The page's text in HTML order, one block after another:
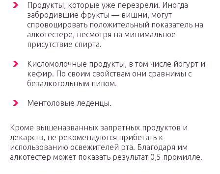
Продукты, которые уже перезрели. Иногда
забродившие фрукты — вишни, могут
спровоцировать положительный показатель на
алкотестере, несмотря на минимальное
присутствие спирта.
Кисломолочные продукты, в том числе йогурт и
кефир. По своим свойствам они сравнимы с
безалкогольным пивом.
Ментоловые леденцы.
Кроме вышеназванных запретных продуктов и
лекарств, не рекомендуются прибегать к
использованию освежителей рта. Благодаря им
алкотестер может показать результат 0,5 промилле.